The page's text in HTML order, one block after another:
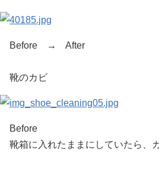
Before → After
靴のカビ
Before
靴箱に入れたままにしていたら、